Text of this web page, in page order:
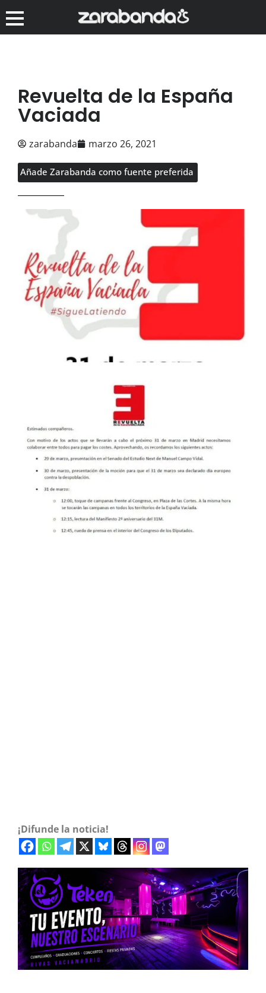
Revuelta de la España
Vaciada
zarabanda marzo 26, 2021
Añade Zarabanda como fuente preferida
¡Difunde la noticia!